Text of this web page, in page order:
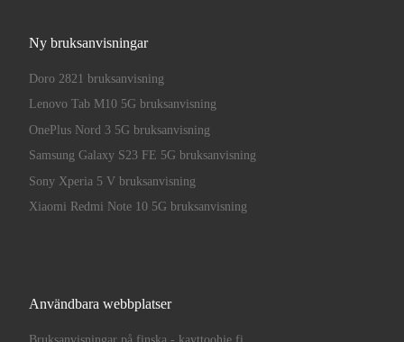
Ny bruksanvisningar
Doro 2821 bruksanvisning
Lenovo Tab M10 5G bruksanvisning
OnePlus Nord 3 5G bruksanvisning
Samsung Galaxy S23 FE 5G bruksanvisning
Sony Xperia 5 V bruksanvisning
Xiaomi Redmi Note 10 5G bruksanvisning
Användbara webbplatser